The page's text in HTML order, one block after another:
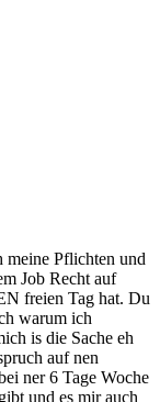
meine Pflichten und
Job Recht auf
freien Tag hat. Du
warum ich
is die Sache eh
auf nen
ner 6 Tage Woche
und es mir auch